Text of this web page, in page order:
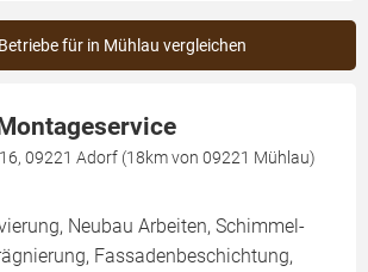
für in Mühlau vergleichen
09221 Adorf (18km von 09221 Mühlau)
Neubau Arbeiten, Schimmel-
Fassadenbeschichtung,